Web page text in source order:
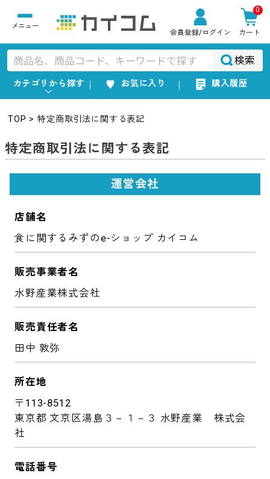
会員登録/ログイン
0
カート
検索
カテゴリから探す お気に入り 購入履歴
TOP 特定商取引法に関する表記
特定商取引法に関する表記
運営会社
店舗名
食に関するみずのe-ショップ カイコム
販売事業者名
水野産業株式会社
販売責任者名
田中 敦弥
所在地
〒113-8512
東京都 文京区湯島３－１－３ 水野産業 株式会
社
電話番号